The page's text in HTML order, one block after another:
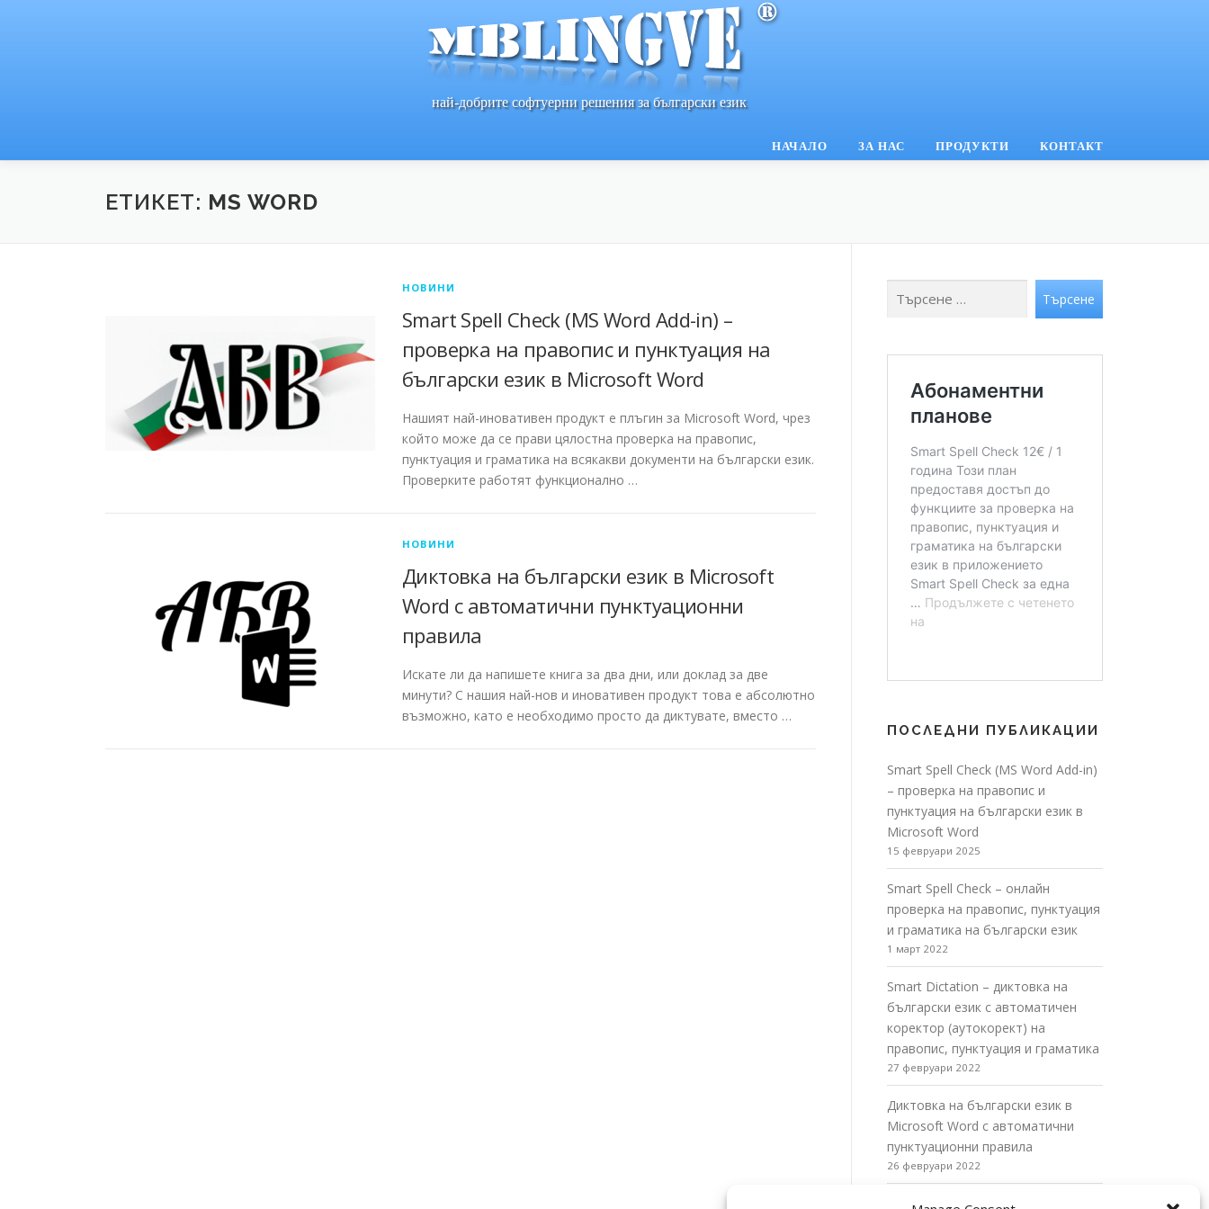
най-добрите софтуерни решения за български език
НАЧАЛО ЗА НАС ПРОДУКТИ КОНТАКТ
ЕТИКЕТ: MS WORD
НОВИНИ
Smart Spell Check (MS Word Add-in) –
проверка на правопис и пунктуация на
български език в Microsoft Word
Нашият най-иновативен продукт е плъгин за Microsoft Word, чрез
който може да се прави цялостна проверка на правопис,
пунктуация и граматика на всякакви документи на български език.
Проверките работят функционално …
НОВИНИ
Диктовка на български език в Microsoft
Word с автоматични пунктуационни
правила
Искате ли да напишете книга за два дни, или доклад за две
минути? С нашия най-нов и иновативен продукт това е абсолютно
възможно, като е необходимо просто да диктувате, вместо …
Търсене
ПОСЛЕДНИ ПУБЛИКАЦИИ
Smart Spell Check (MS Word Add-in)
– проверка на правопис и
пунктуация на български език в
Microsoft Word
15 февруари 2025
Smart Spell Check – онлайн
проверка на правопис, пунктуация
и граматика на български език
1 март 2022
Smart Dictation – диктовка на
български език с автоматичен
коректор (аутокорект) на
правопис, пунктуация и граматика
27 февруари 2022
Диктовка на български език в
Microsoft Word с автоматични
пунктуационни правила
26 февруари 2022
Диктовка на български език в